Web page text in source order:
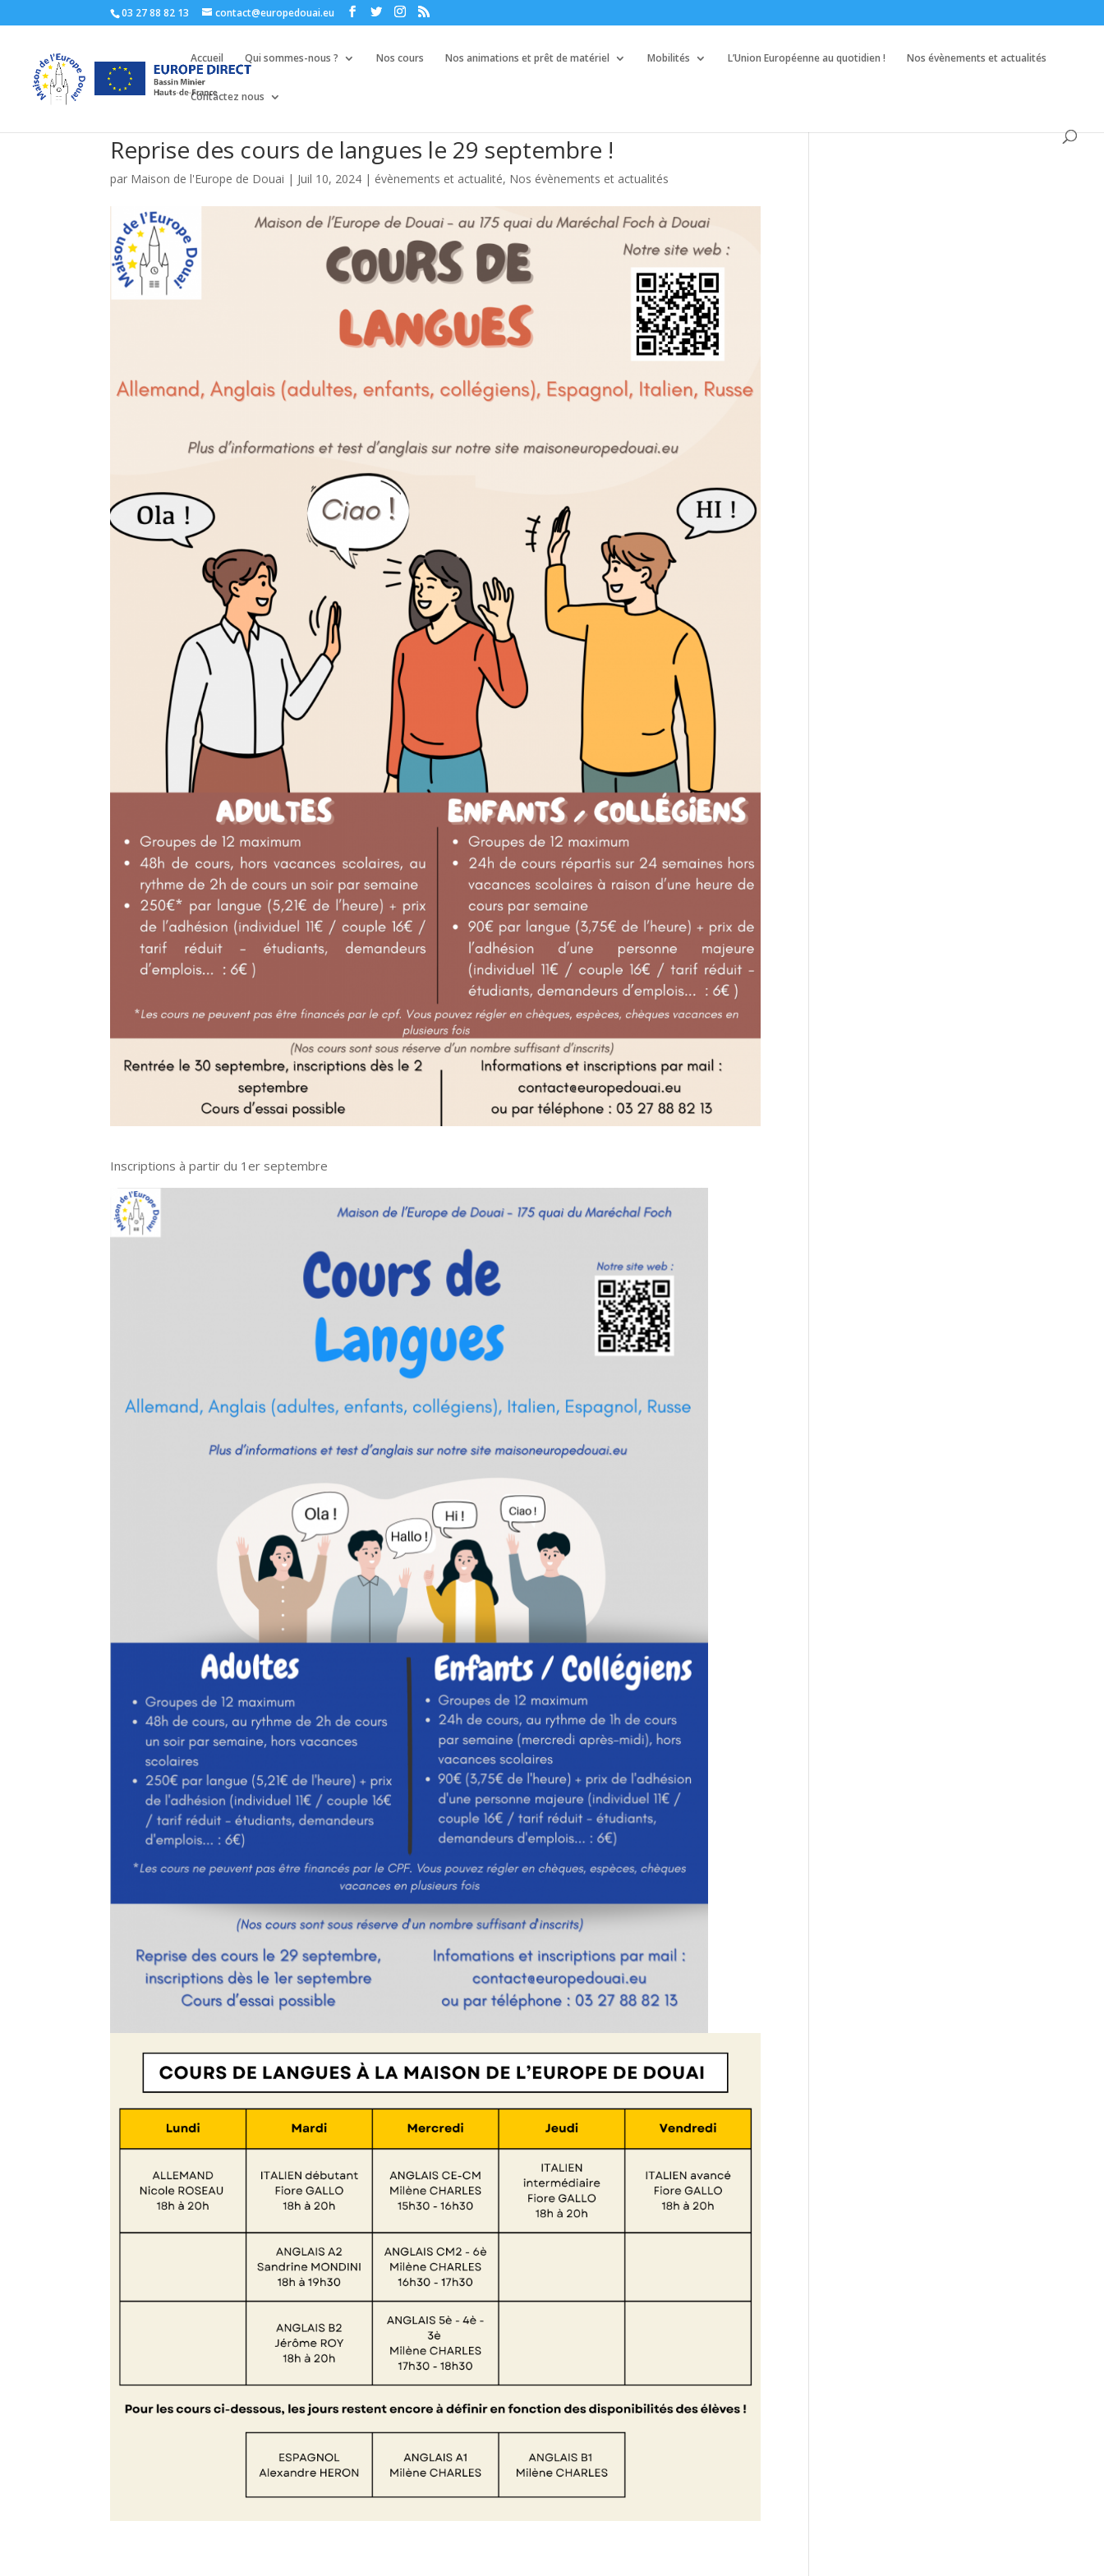
03 27 88 82 13 contact@europedouai.eu
Accueil Qui sommes-nous ? Nos cours Nos animations et prêt de matériel Mobilités L’Union Européenne au quotidien ! Nos évènements et actualités
Contactez nous
Reprise des cours de langues le 29 septembre !
par Maison de l'Europe de Douai | Juil 10, 2024 | évènements et actualité, Nos évènements et actualités
Inscriptions à partir du 1er septembre